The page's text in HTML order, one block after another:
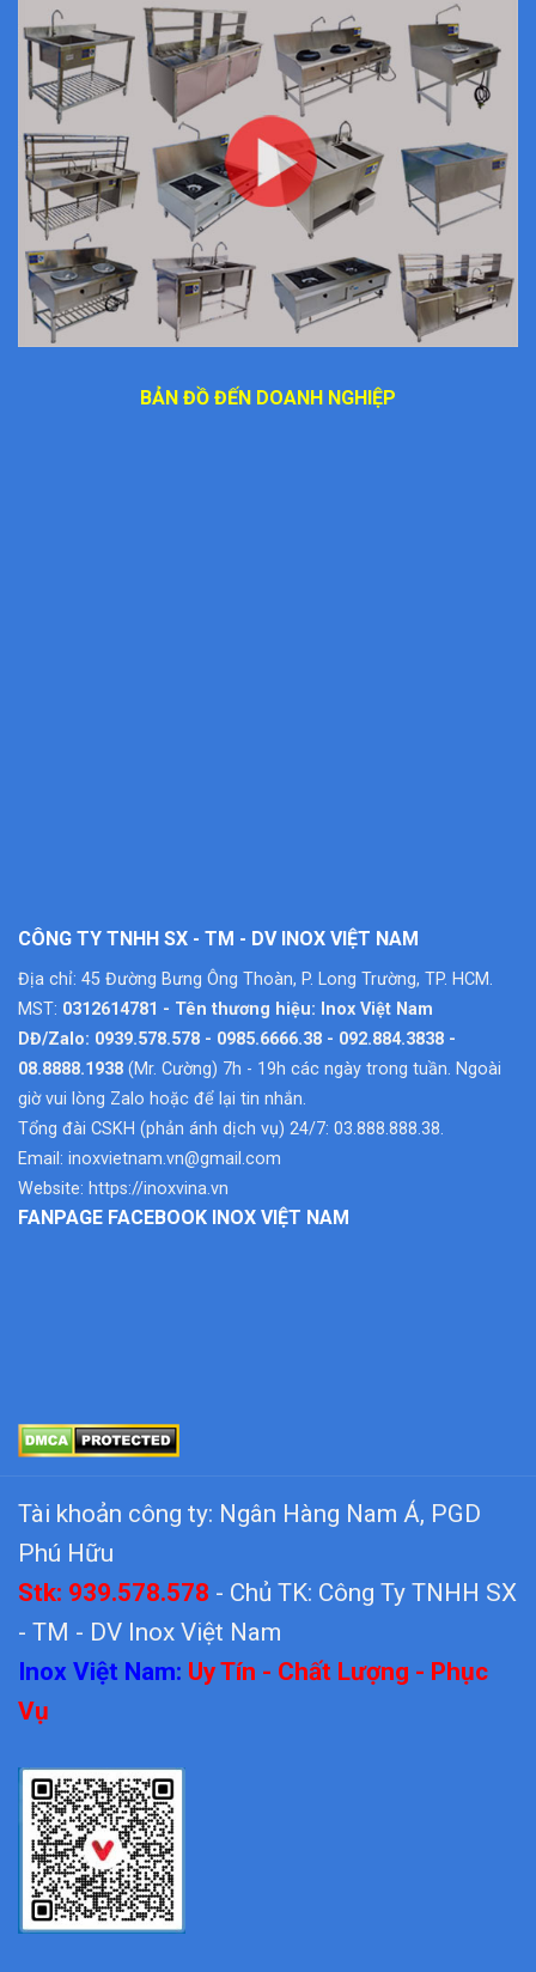
BẢN ĐỒ ĐẾN DOANH NGHIỆP
CÔNG TY TNHH SX - TM - DV INOX VIỆT NAM
Địa chỉ: 45 Đường Bưng Ông Thoàn, P. Long Trường, TP. HCM.
MST: 0312614781 - Tên thương hiệu: Inox Việt Nam
DĐ/Zalo: 0939.578.578 - 0985.6666.38 - 092.884.3838 -
08.8888.1938 (Mr. Cường) 7h - 19h các ngày trong tuần. Ngoài
giờ vui lòng Zalo hoặc để lại tin nhắn.
Tổng đài CSKH (phản ánh dịch vụ) 24/7: 03.888.888.38.
Email: inoxvietnam.vn@gmail.com
Website: https://inoxvina.vn
FANPAGE FACEBOOK INOX VIỆT NAM
Tài khoản công ty: Ngân Hàng Nam Á, PGD
Phú Hữu
Stk: 939.578.578 - Chủ TK: Công Ty TNHH SX
- TM - DV Inox Việt Nam
Inox Việt Nam: Uy Tín - Chất Lượng - Phục
Vụ